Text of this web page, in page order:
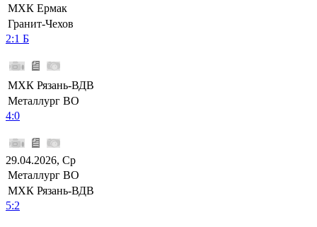
МХК Ермак
Гранит-Чехов
2:1 Б
МХК Рязань-ВДВ
Металлург ВО
4:0
29.04.2026, Ср
Металлург ВО
МХК Рязань-ВДВ
5:2